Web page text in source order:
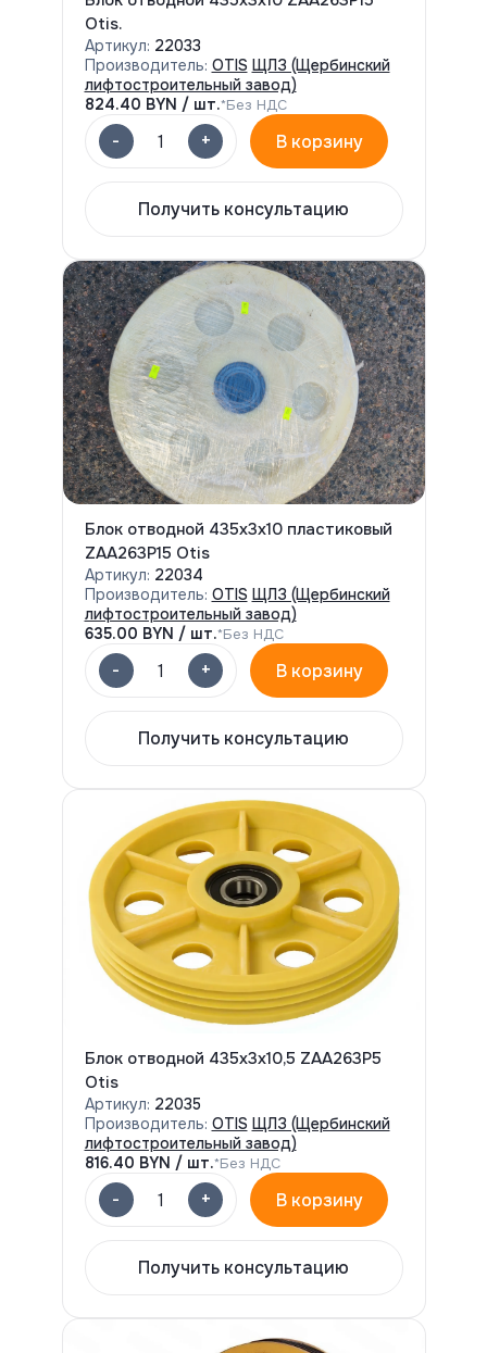
Otis.
Артикул: 22033
Производитель: OTIS ЩЛЗ (Щербинский
лифтостроительный завод)
824.40 BYN / шт.*Без НДС
- 1 + В корзину
Получить консультацию
Блок отводной 435х3х10 пластиковый
ZAA263P15 Otis
Артикул: 22034
Производитель: OTIS ЩЛЗ (Щербинский
лифтостроительный завод)
635.00 BYN / шт.*Без НДС
- 1 + В корзину
Получить консультацию
Блок отводной 435х3х10,5 ZAA263P5
Otis
Артикул: 22035
Производитель: OTIS ЩЛЗ (Щербинский
лифтостроительный завод)
816.40 BYN / шт.*Без НДС
- 1 + В корзину
Получить консультацию